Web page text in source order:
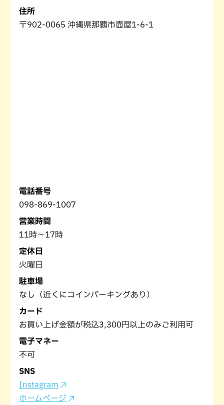
住所
〒902-0065 沖縄県那覇市壺屋1-6-1
電話番号
098-869-1007
営業時間
11時〜17時
定休日
火曜日
駐車場
なし（近くにコインパーキングあり）
カード
お買い上げ金額が税込3,300円以上のみご利用可
電子マネー
不可
SNS
Instagram
ホームページ